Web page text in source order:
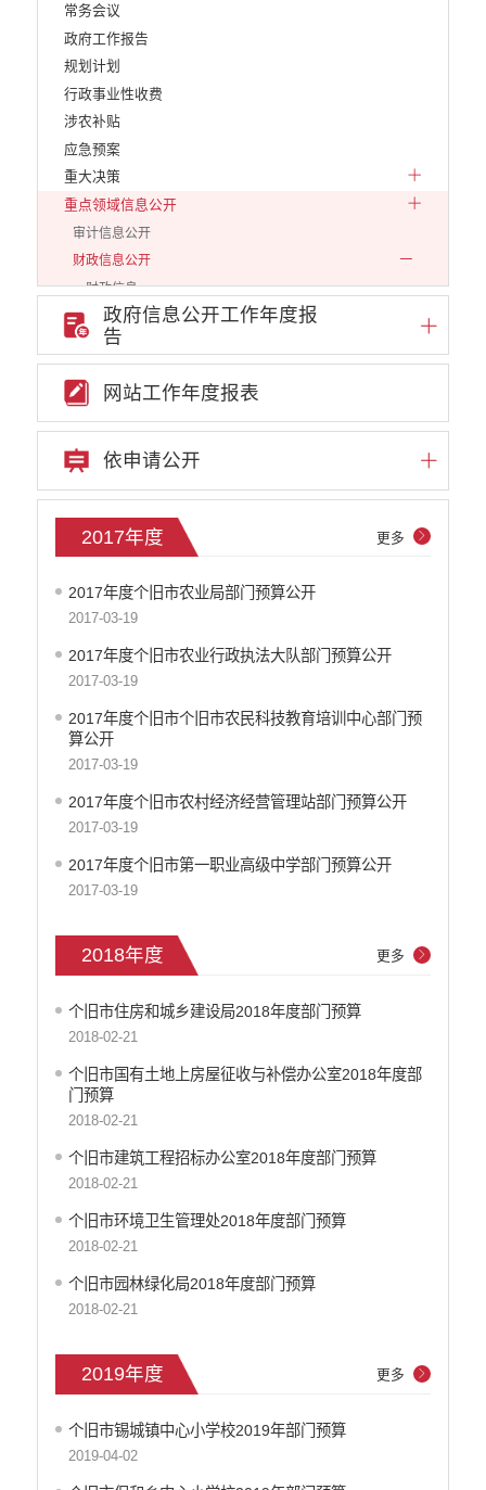
常务会议
政府工作报告
规划计划
行政事业性收费
涉农补贴
应急预案
重大决策
重点领域信息公开
审计信息公开
财政信息公开
财政信息
预算专栏
市级一级单位
2017年度
2018年度
2019年度
2022年度
2024年度
2025年度
2026年度
乡镇级
决算专栏
减税降费
政府集中采购
行政审批信息
环保信息
就业创业
文化、旅游
民政信息
安全生产
市场监管
乡村振兴
户籍和出入境管理
林业信息
医疗卫生
重大建设项目信息
自然资源
公共资源交易信息
征地信息
统计信息
政府信息公开工作年度报
告
网站工作年度报表
依申请公开
2017年度
2017年度个旧市农业局部门预算公开
2017-03-19
2017年度个旧市农业行政执法大队部门预算公开
2017-03-19
2017年度个旧市个旧市农民科技教育培训中心部门预
算公开
2017-03-19
2017年度个旧市农村经济经营管理站部门预算公开
2017-03-19
2017年度个旧市第一职业高级中学部门预算公开
2017-03-19
更多
2018年度
个旧市住房和城乡建设局2018年度部门预算
2018-02-21
个旧市国有土地上房屋征收与补偿办公室2018年度部
门预算
2018-02-21
个旧市建筑工程招标办公室2018年度部门预算
2018-02-21
个旧市环境卫生管理处2018年度部门预算
2018-02-21
个旧市园林绿化局2018年度部门预算
2018-02-21
更多
2019年度
个旧市锡城镇中心小学校2019年部门预算
2019-04-02
更多